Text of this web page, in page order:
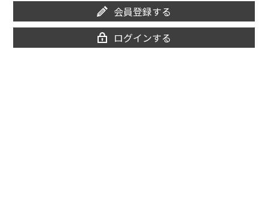
会員登録する
ログインする